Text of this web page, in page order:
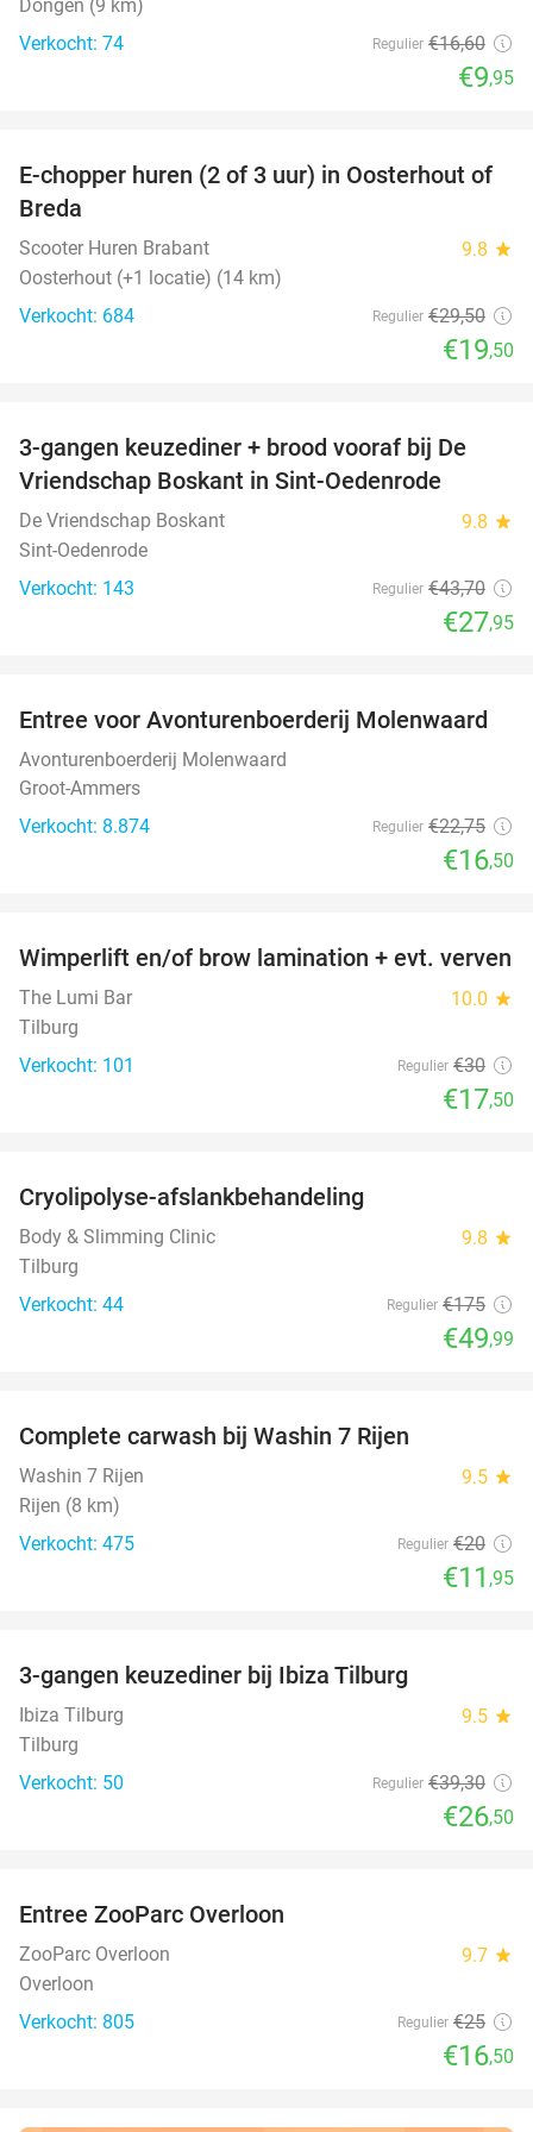
Dongen (9 km)
Verkocht: 74
Regulier €16,60
€9,95
34%
E-chopper huren (2 of 3 uur) in Oosterhout of
Breda
Scooter Huren Brabant 9.8 star
Oosterhout (+1 locatie) (14 km)
Verkocht: 684
Regulier €29,50
€19,50
36%
3-gangen keuzediner + brood vooraf bij De
Vriendschap Boskant in Sint-Oedenrode
De Vriendschap Boskant 9.8 star
Sint-Oedenrode
Verkocht: 143
Regulier €43,70
€27,95
27%
Entree voor Avonturenboerderij Molenwaard
Avonturenboerderij Molenwaard
Groot-Ammers
Verkocht: 8.874
Regulier €22,75
€16,50
42%
Wimperlift en/of brow lamination + evt. verven
The Lumi Bar 10.0 star
Tilburg
Verkocht: 101
Regulier €30
€17,50
Cryolipolyse-afslankbehandeling
Body & Slimming Clinic 9.8 star
Tilburg
Verkocht: 44
Regulier €175
€49,99
Complete carwash bij Washin 7 Rijen
Washin 7 Rijen 9.5 star
Rijen (8 km)
Verkocht: 475
Regulier €20
€11 ,95
3-gangen keuzediner bij Ibiza Tilburg
Ibiza Tilburg 9.5 star
Tilburg
Verkocht: 50
Regulier €39,30
€26,50
Entree ZooParc Overloon
ZooParc Overloon 9.7 star
Overloon
Verkocht: 805
Regulier €25
€16,50